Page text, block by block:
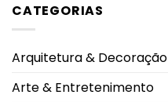
segurança
durante
os
mais
quentes
Homem-
Aranha
cinemas
e
CATEGORIAS
Arquitetura & Decoração
Arte & Entretenimento